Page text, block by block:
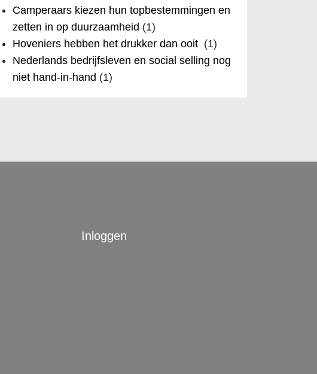
Camperaars kiezen hun topbestemmingen en
zetten in op duurzaamheid (1)
Hoveniers hebben het drukker dan ooit (1)
Nederlands bedrijfsleven en social selling nog
niet hand-in-hand (1)
Inloggen